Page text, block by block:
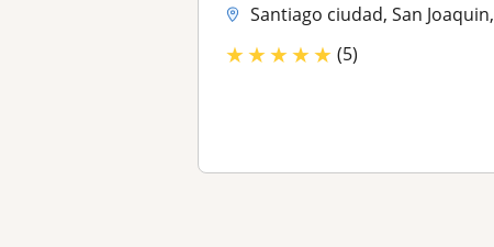
Santiago ciudad, San Joaquin, San Miguel, La Reina, Macul, Ñuñoa, Prov...
★★★★★ (5)